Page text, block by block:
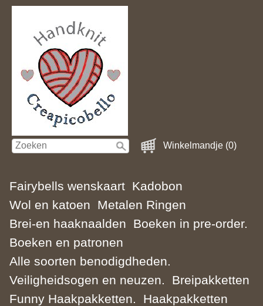
Winkelmandje (0)
Fairybells wenskaart Kadobon
Wol en katoen
Metalen Ringen
Brei-en haaknaalden
Boeken in pre-order.
Boeken en patronen
Alle soorten benodigdheden.
Veiligheidsogen en neuzen.
Breipakketten
Funny Haakpakketten.
Haakpakketten